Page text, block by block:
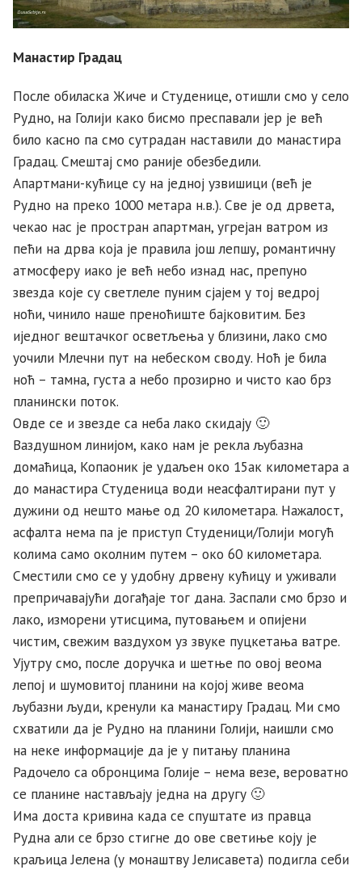
Манастир Градац
После обиласка Жиче и Студенице, отишли смо у село
Рудно, на Голији како бисмо преспавали јер је већ
било касно па смо сутрадан наставили до манастира
Градац. Смештај смо раније обезбедили.
Апартмани-кућице су на једној узвишици (већ је
Рудно на преко 1000 метара н.в.). Све је од дрвета,
чекао нас је простран апартман, угрејан ватром из
пећи на дрва која је правила још лепшу, романтичну
атмосферу иако је већ небо изнад нас, препуно
звезда које су светлеле пуним сјајем у тој ведрој
ноћи, чинило наше преноћиште бајковитим. Без
иједног вештачког осветљења у близини, лако смо
уочили Млечни пут на небеском своду. Ноћ је била
ноћ – тамна, густа а небо прозирно и чисто као брз
планински поток.
Овде се и звезде са неба лако скидају 🙂
Ваздушном линијом, како нам је рекла љубазна
домаћица, Копаоник је удаљен око 15ак километара а
до манастира Студеница води неасфалтирани пут у
дужини од нешто мање од 20 километара. Нажалост,
асфалта нема па је приступ Студеници/Голији могућ
колима само околним путем – око 60 километара.
Сместили смо се у удобну дрвену кућицу и уживали
препричавајући догађаје тог дана. Заспали смо брзо и
лако, изморени утисцима, путовањем и опијени
чистим, свежим ваздухом уз звуке пуцкетања ватре.
Ујутру смо, после доручка и шетње по овој веома
лепој и шумовитој планини на којој живе веома
љубазни људи, кренули ка манастиру Градац. Ми смо
схватили да је Рудно на планини Голији, наишли смо
на неке информације да је у питању планина
Радочело са обронцима Голије – нема везе, вероватно
се планине настављају једна на другу 🙂
Има доста кривина када се спуштате из правца
Рудна али се брзо стигне до ове светиње коју је
краљица Јелена (у монаштву Јелисавета) подигла себи